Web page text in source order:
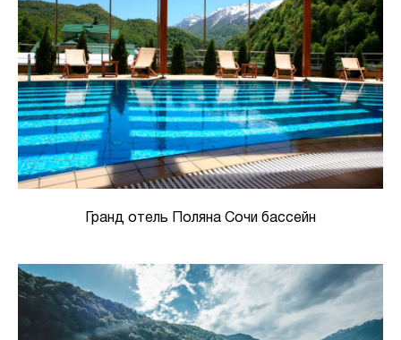
Гранд отель Поляна Сочи бассейн